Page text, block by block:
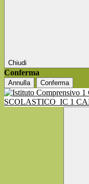
Chiudi
Conferma
Annulla Conferma
SCOLASTICO IC 1